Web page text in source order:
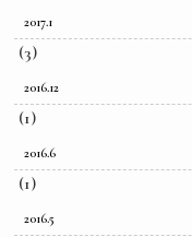
2017.1
(3)
2016.12
(1)
2016.6
(1)
2016.5